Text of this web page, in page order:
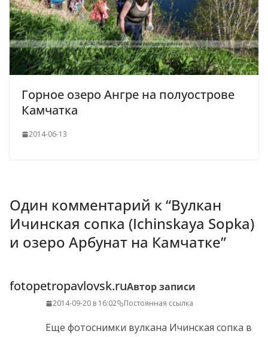
Горное озеро Ангре на полуострове
Камчатка
2014-06-13
Один комментарий к “Вулкан
Ичинская сопка (Ichinskaya Sopka)
и озеро Арбунат на Камчатке”
fotopetropavlovsk.ruАвтор записи
2014-09-20 в 16:02 Постоянная ссылка
Еще фотоснимки вулкана Ичинская сопка в